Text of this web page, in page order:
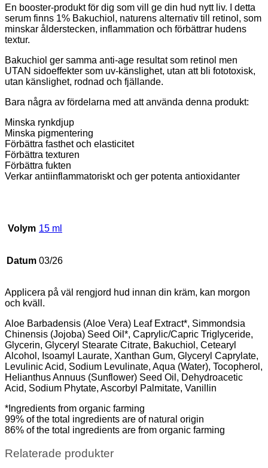
En booster-produkt för dig som vill ge din hud nytt liv. I detta
serum finns 1% Bakuchiol, naturens alternativ till retinol, som
minskar ålderstecken, inflammation och förbättrar hudens
textur.
Bakuchiol ger samma anti-age resultat som retinol men
UTAN sidoeffekter som uv-känslighet, utan att bli fototoxisk,
utan känslighet, rodnad och fjällande.
Bara några av fördelarna med att använda denna produkt:
Minska rynkdjup
Minska pigmentering
Förbättra fasthet och elasticitet
Förbättra texturen
Förbättra fukten
Verkar antiinflammatoriskt och ger potenta antioxidanter
Volym 15 ml
Datum 03/26
Applicera på väl rengjord hud innan din kräm, kan morgon
och kväll.
Aloe Barbadensis (Aloe Vera) Leaf Extract*, Simmondsia
Chinensis (Jojoba) Seed Oil*, Caprylic/Capric Triglyceride,
Glycerin, Glyceryl Stearate Citrate, Bakuchiol, Cetearyl
Alcohol, Isoamyl Laurate, Xanthan Gum, Glyceryl Caprylate,
Levulinic Acid, Sodium Levulinate, Aqua (Water), Tocopherol,
Helianthus Annuus (Sunflower) Seed Oil, Dehydroacetic
Acid, Sodium Phytate, Ascorbyl Palmitate, Vanillin
*Ingredients from organic farming
99% of the total ingredients are of natural origin
86% of the total ingredients are from organic farming
Relaterade produkter